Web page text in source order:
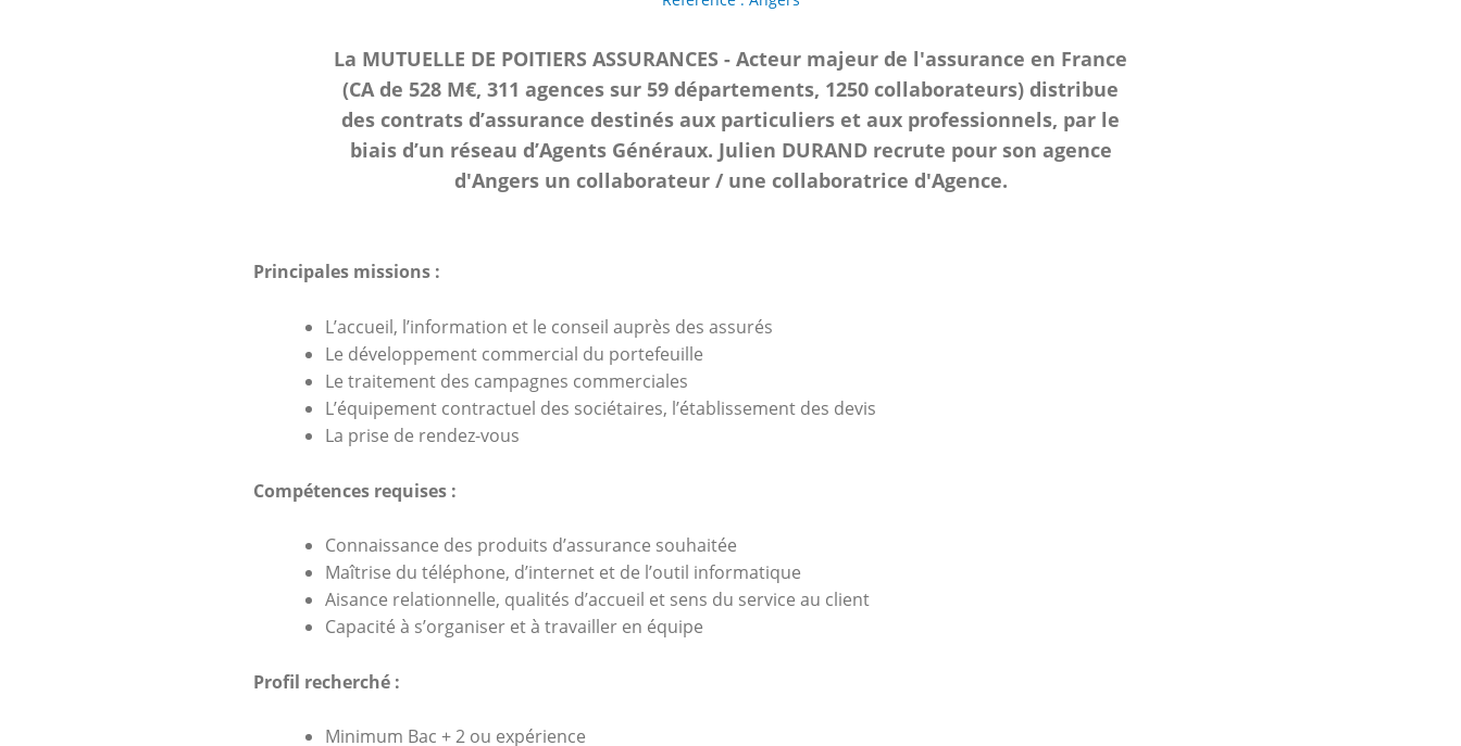
La MUTUELLE DE POITIERS ASSURANCES - Acteur majeur de l'assurance en France
(CA de 528 M€, 311 agences sur 59 départements, 1250 collaborateurs) distribue
des contrats d’assurance destinés aux particuliers et aux professionnels, par le
biais d’un réseau d’Agents Généraux. Julien DURAND recrute pour son agence
d'Angers un collaborateur / une collaboratrice d'Agence.
Principales missions :
L’accueil, l’information et le conseil auprès des assurés
Le développement commercial du portefeuille
Le traitement des campagnes commerciales
L’équipement contractuel des sociétaires, l’établissement des devis
La prise de rendez-vous
Compétences requises :
Connaissance des produits d’assurance souhaitée
Maîtrise du téléphone, d’internet et de l’outil informatique
Aisance relationnelle, qualités d’accueil et sens du service au client
Capacité à s’organiser et à travailler en équipe
Profil recherché :
Minimum Bac + 2 ou expérience